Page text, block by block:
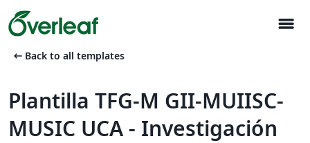
menu
arrow_left_alt Back to all templates
Plantilla TFG-M GII-MUIISC-
MUSIC UCA - Investigación